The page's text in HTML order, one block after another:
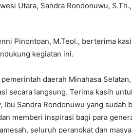
Utara, Sandra Rondonuwu,
Pinontoan, M.Teol., berterima
kegiatan ini.
daerah Minahasa
secara langsung. Terima kasih
Ibu Sandra Rondonuwu yang sudah
memberi inspirasi bagi para
seluruh perangkat dan